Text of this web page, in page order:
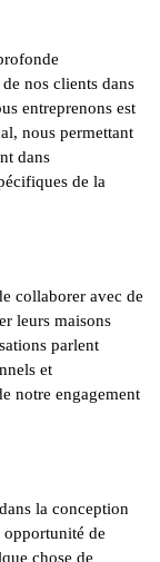
nos clients dans
entreprenons est
nous permettant
dans
de la
collaborer avec de
leurs maisons
parlent
et
notre engagement
la conception
opportunité de
chose de